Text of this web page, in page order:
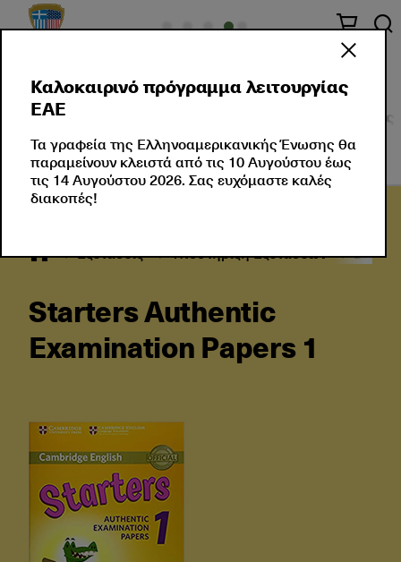
Σχετικά με Εμάς Πιστοποιήσεις Ξένης Γλώσσας
Εξετάσεις Υποστήριξη Εξετάσεων
Starters Authentic
Examination Papers 1
Καλοκαιρινό πρόγραμμα λειτουργίας
ΕΑΕ
Τα γραφεία της Ελληνοαμερικανικής Ένωσης θα
παραμείνουν κλειστά από τις 10 Αυγούστου έως
τις 14 Αυγούστου 2026. Σας ευχόμαστε καλές
διακοπές!